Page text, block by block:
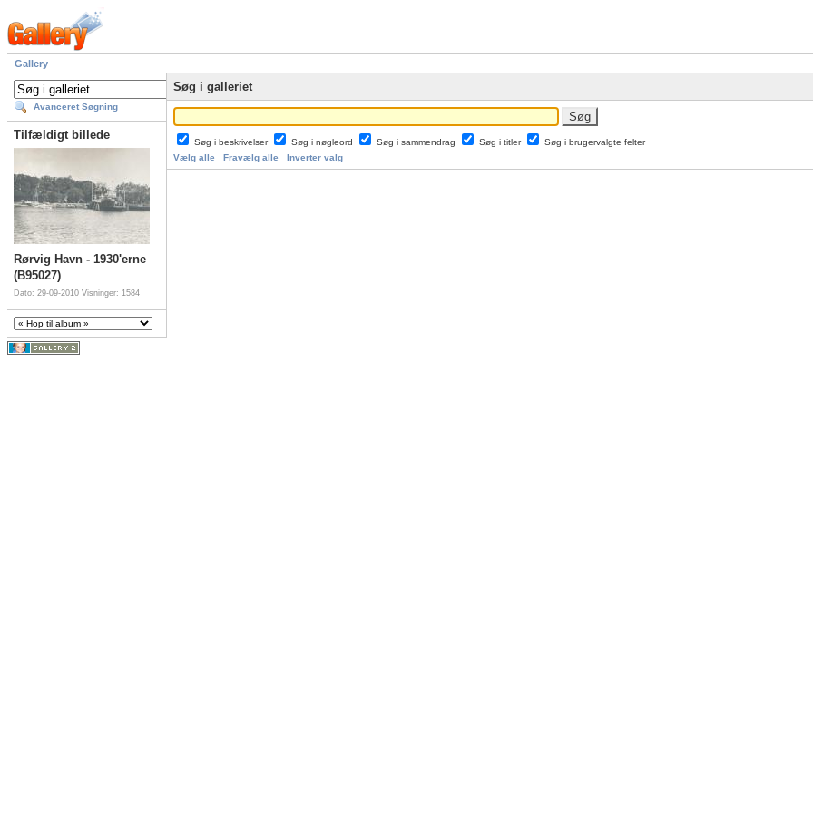
Gallery
Avanceret Søgning
Tilfældigt billede
Rørvig Havn - 1930'erne
(B95027)
Dato: 29-09-2010 Visninger: 1584
Søg i galleriet
Søg i beskrivelser Søg i nøgleord Søg i sammendrag Søg i titler
Søg i brugervalgte felter
Vælg alle
Fravælg alle Inverter valg